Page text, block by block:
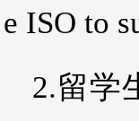
e ISO to
2.留学